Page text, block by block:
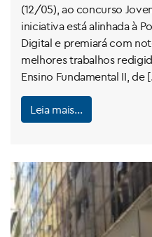
(12/05), ao concurso
iniciativa está alinhada à
Digital e premiará com
melhores trabalhos
Ensino Fundamental II, de
Leia mais…